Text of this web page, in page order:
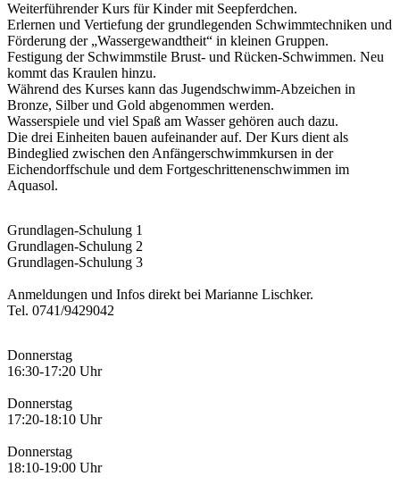
Weiterführender Kurs für Kinder mit Seepferdchen.
Erlernen und Vertiefung der grundlegenden Schwimmtechniken und
Förderung der „Wassergewandtheit“ in kleinen Gruppen.
Festigung der Schwimmstile Brust- und Rücken-Schwimmen. Neu
kommt das Kraulen hinzu.
Während des Kurses kann das Jugendschwimm-Abzeichen in
Bronze, Silber und Gold abgenommen werden.
Wasserspiele und viel Spaß am Wasser gehören auch dazu.
Die drei Einheiten bauen aufeinander auf. Der Kurs dient als
Bindeglied zwischen den Anfängerschwimmkursen in der
Eichendorffschule und dem Fortgeschrittenenschwimmen im
Aquasol.
Grundlagen-Schulung 1
Grundlagen-Schulung 2
Grundlagen-Schulung 3
Anmeldungen und Infos direkt bei Marianne Lischker.
Tel. 0741/9429042
Donnerstag
16:30-17:20 Uhr
Donnerstag
17:20-18:10 Uhr
Donnerstag
18:10-19:00 Uhr